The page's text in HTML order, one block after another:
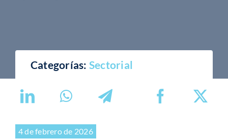
Categorías: Sectorial
4 de febrero de 2026